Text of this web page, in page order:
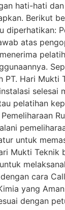
hati-hati
Berikut
diperhatikan:
atas
Hari Mukti
selesai
pelatihan
untuk
Mukti Teknik
cara
yang
dengan